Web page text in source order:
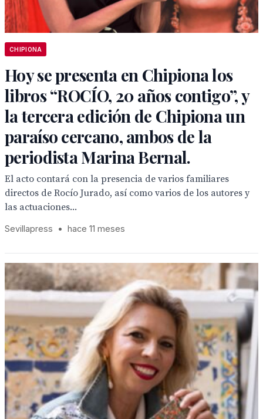
CHIPIONA
Hoy se presenta en Chipiona los
libros “ROCÍO, 20 años contigo”, y
la tercera edición de Chipiona un
paraíso cercano, ambos de la
periodista Marina Bernal.
El acto contará con la presencia de varios familiares
directos de Rocío Jurado, así como varios de los autores y
las actuaciones...
Sevillapress • hace 11 meses